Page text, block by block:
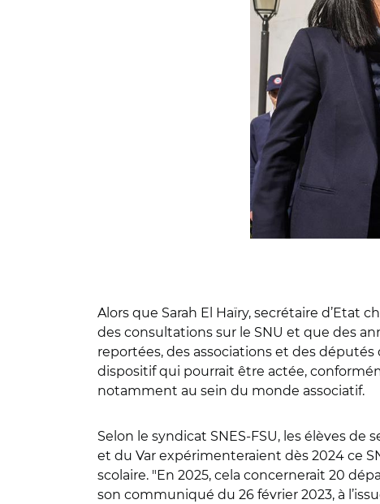
Alors que Sarah El Haïry, secrétaire d’Etat
des consultations sur le SNU et que des
reportées, des associations et des députés
dispositif qui pourrait être actée,
notamment au sein du monde associatif.
Selon le syndicat SNES-FSU, les élèves
et du Var expérimenteraient dès 2024 ce
scolaire. "En 2025, cela concernerait 20
son communiqué du 26 février 2023, à